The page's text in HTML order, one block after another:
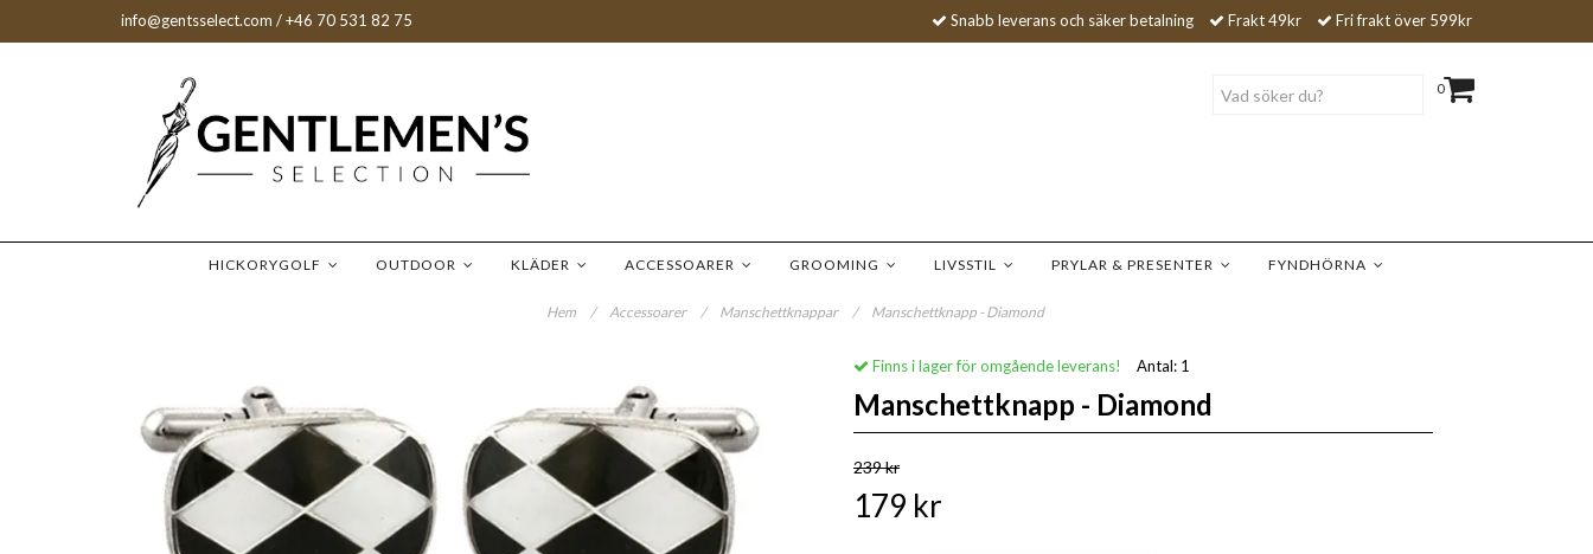
info@gentsselect.com / +46 70 531 82 75 Snabb leverans och säker betalning Frakt 49kr Fri frakt över 599kr
0
HICKORYGOLF OUTDOOR KLÄDER ACCESSOARER GROOMING LIVSSTIL PRYLAR & PRESENTER FYNDHÖRNA
Hem / Accessoarer / Manschettknappar / Manschettknapp - Diamond
Finns i lager för omgående leverans! Antal: 1
Manschettknapp - Diamond
239 kr
179 kr